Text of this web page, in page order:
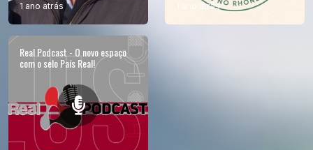
1 ano atrás 1 ano atrás
Real Podcast - O novo espaço
com o selo País Real!